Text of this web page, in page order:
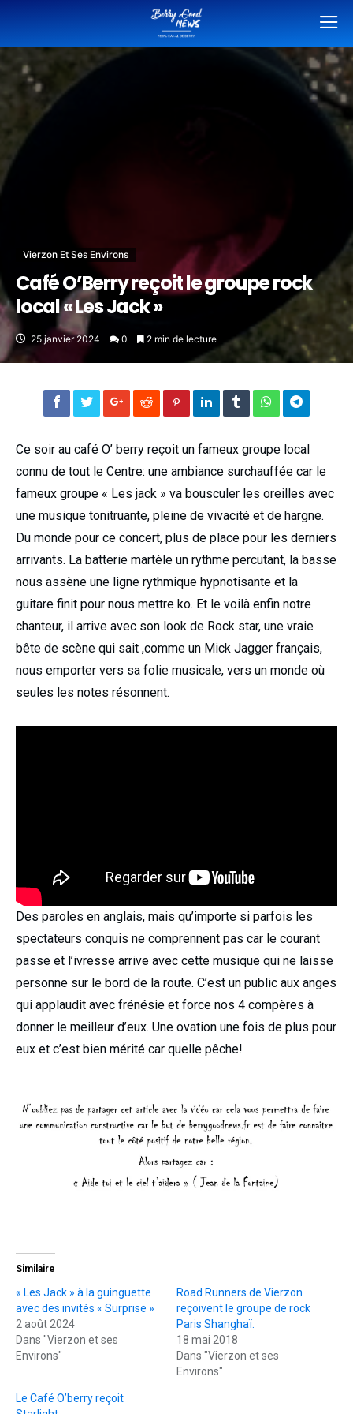
Vierzon Et Ses Environs
Café O’Berry reçoit le groupe rock
local « Les Jack »
25 janvier 2024 0 2 min de lecture
Ce soir au café O’ berry reçoit un fameux groupe local
connu de tout le Centre: une ambiance surchauffée car le
fameux groupe « Les jack » va bousculer les oreilles avec
une musique tonitruante, pleine de vivacité et de hargne.
Du monde pour ce concert, plus de place pour les derniers
arrivants. La batterie martèle un rythme percutant, la basse
nous assène une ligne rythmique hypnotisante et la
guitare finit pour nous mettre ko. Et le voilà enfin notre
chanteur, il arrive avec son look de Rock star, une vraie
bête de scène qui sait ,comme un Mick Jagger français,
nous emporter vers sa folie musicale, vers un monde où
seules les notes résonnent.
Des paroles en anglais, mais qu’importe si parfois les
spectateurs conquis ne comprennent pas car le courant
passe et l’ivresse arrive avec cette musique qui ne laisse
personne sur le bord de la route. C’est un public aux anges
qui applaudit avec frénésie et force nos 4 compères à
donner le meilleur d’eux. Une ovation une fois de plus pour
eux et c’est bien mérité car quelle pêche!
Similaire
« Les Jack » à la guinguette
avec des invités « Surprise »
2 août 2024
Dans "Vierzon et ses
Environs"
Road Runners de Vierzon
reçoivent le groupe de rock
Paris Shanghaï.
18 mai 2018
Dans "Vierzon et ses
Environs"
Le Café O’berry reçoit